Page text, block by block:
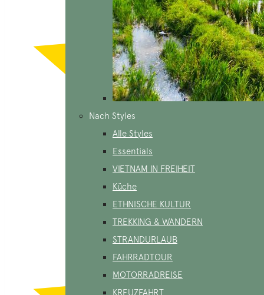
Nach Styles
Alle Styles
Essentials
VIETNAM IN FREIHEIT
Küche
ETHNISCHE KULTUR
TREKKING & WANDERN
STRANDURLAUB
FAHRRADTOUR
MOTORRADREISE
KREUZFAHRT